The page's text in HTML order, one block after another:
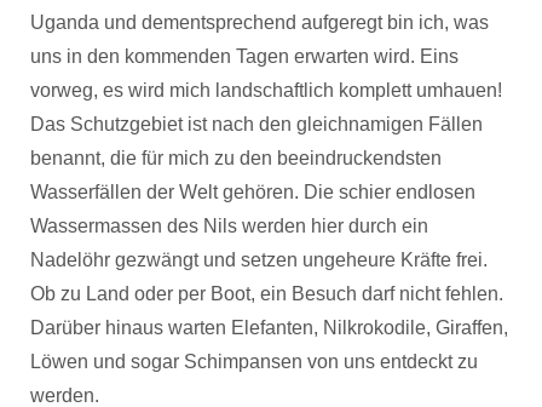
Uganda und dementsprechend aufgeregt bin ich, was
uns in den kommenden Tagen erwarten wird. Eins
vorweg, es wird mich landschaftlich komplett umhauen!
Das Schutzgebiet ist nach den gleichnamigen Fällen
benannt, die für mich zu den beeindruckendsten
Wasserfällen der Welt gehören. Die schier endlosen
Wassermassen des Nils werden hier durch ein
Nadelöhr gezwängt und setzen ungeheure Kräfte frei.
Ob zu Land oder per Boot, ein Besuch darf nicht fehlen.
Darüber hinaus warten Elefanten, Nilkrokodile, Giraffen,
Löwen und sogar Schimpansen von uns entdeckt zu
werden.